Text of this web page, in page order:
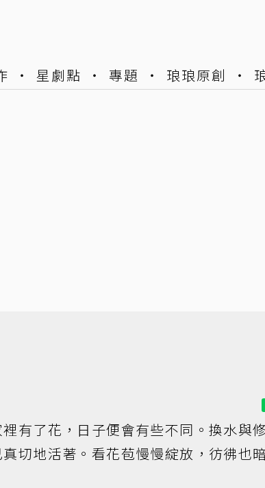
星劇點 專題 琅琅原創
有了花，日子便會有些不同。換水與
切地活著。看花苞慢慢綻放，彷彿也